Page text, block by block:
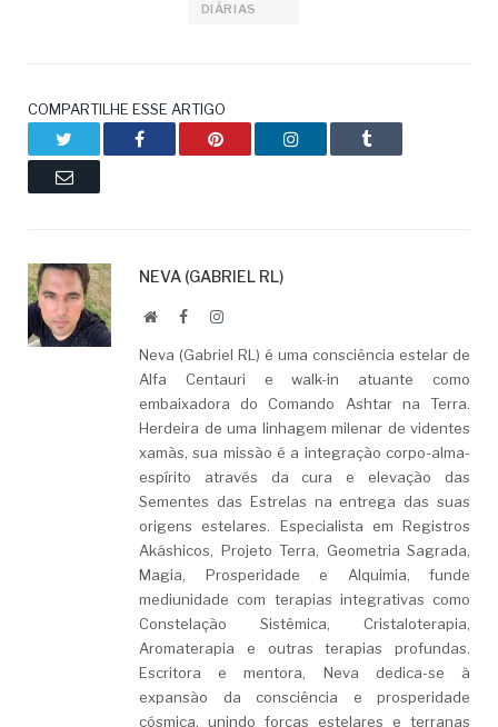
DIÁRIAS
COMPARTILHE ESSE ARTIGO
Facebook Pinterest LinkedIn Tumblr
Email
NEVA (GABRIEL RL)
WebsiteFacebookLinkedIn
Neva (Gabriel RL) é uma consciência estelar de
Alfa Centauri e walk-in atuante como
embaixadora do Comando Ashtar na Terra.
Herdeira de uma linhagem milenar de videntes
xamãs, sua missão é a integração corpo-alma-
espírito através da cura e elevação das
Sementes das Estrelas na entrega das suas
origens estelares. Especialista em Registros
Akáshicos, Projeto Terra, Geometria Sagrada,
Magia, Prosperidade e Alquimia, funde
mediunidade com terapias integrativas como
Constelação Sistêmica, Cristaloterapia,
Aromaterapia e outras terapias profundas.
Escritora e mentora, Neva dedica-se à
expansão da consciência e prosperidade
cósmica, unindo forças estelares e terranas